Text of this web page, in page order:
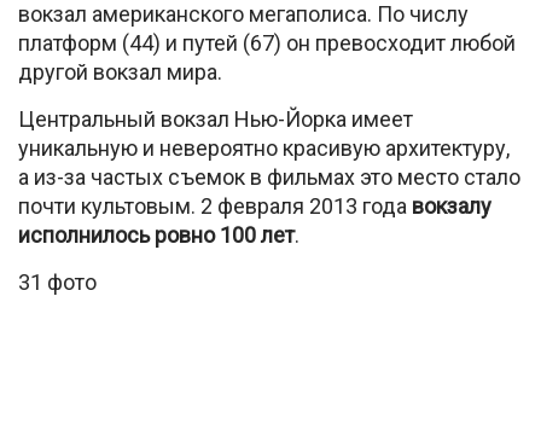
вокзал американского мегаполиса. По числу
платформ (44) и путей (67) он превосходит любой
другой вокзал мира.
Центральный вокзал Нью-Йорка имеет
уникальную и невероятно красивую архитектуру,
а из-за частых съемок в фильмах это место стало
почти культовым. 2 февраля 2013 года вокзалу
исполнилось ровно 100 лет.
31 фото